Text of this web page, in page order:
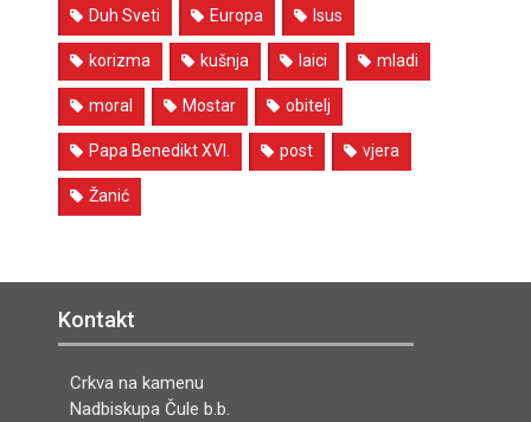
Duh Sveti Europa Isus
korizma kušnja laici mladi
moral Mostar obitelj
Papa Benedikt XVI. post vjera
Žanić
Kontakt
Crkva na kamenu
Nadbiskupa Čule b.b.